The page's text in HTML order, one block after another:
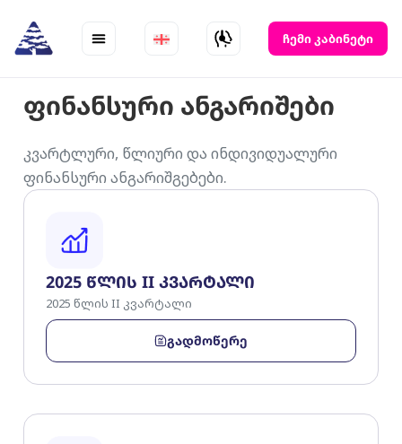
content
ჩემი კაბინეტი
ფინანსური ანგარიშები
კვარტლური, წლიური და ინდივიდუალური
ფინანსური ანგარიშგებები.
2025 წლის II კვარტალი
2025 წლის II კვარტალი
გადმოწერე
g
e